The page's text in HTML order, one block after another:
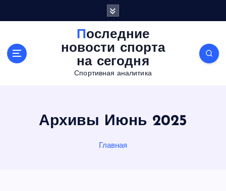
Последние
новости спорта
на сегодня
Спортивная аналитика
Архивы Июнь 2025
Главная